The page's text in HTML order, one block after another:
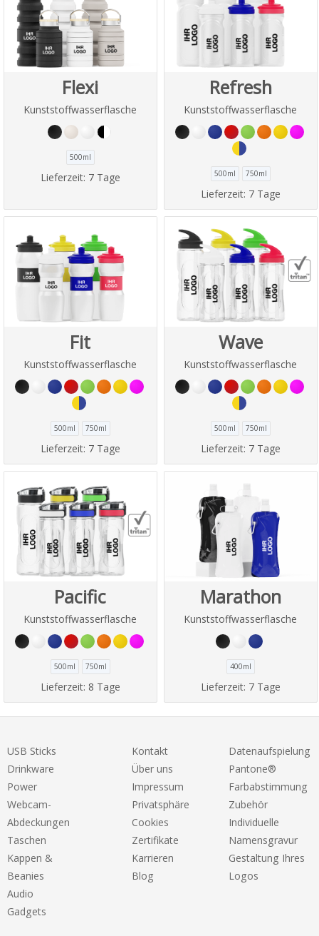
Flexi
Kunststoffwasserflasche
500ml
Lieferzeit: 7 Tage
Refresh
Kunststoffwasserflasche
500ml 750ml
Lieferzeit: 7 Tage
Fit
Kunststoffwasserflasche
500ml 750ml
Lieferzeit: 7 Tage
Wave
Kunststoffwasserflasche
500ml 750ml
Lieferzeit: 7 Tage
Pacific
Kunststoffwasserflasche
500ml 750ml
Lieferzeit: 8 Tage
Marathon
Kunststoffwasserflasche
400ml
Lieferzeit: 7 Tage
USB Sticks
Drinkware
Power
Webcam-
Abdeckungen
Taschen
Kappen &
Beanies
Audio
Gadgets
Kontakt
Über uns
Impressum
Privatsphäre
Cookies
Zertifikate
Karrieren
Blog
Datenaufspielung
Pantone®
Farbabstimmung
Zubehör
Individuelle
Namensgravur
Gestaltung Ihres
Logos